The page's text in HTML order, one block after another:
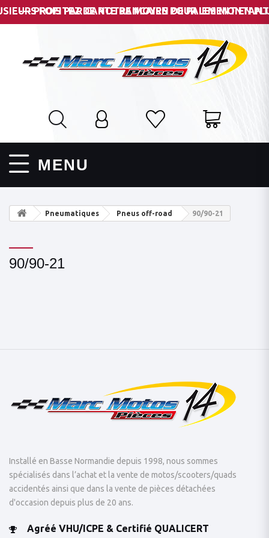
FOIS PAR CARTE BANCAIRE POUR LES
--- PROFITEZ DE NOTRE MOYEN DE PAIEMENT EN
MENU
Pneumatiques Pneus off-road 90/90-21
90/90-21
Installé en Basse Normandie depuis 1998, nous sommes
spécialisés dans l’achat et la vente de motos/scooters/quads
accidentés ainsi que dans la vente de pièces détachées
d'occasion depuis plus de 20 ans.
Agréé VHU/ICPE & Certifié QUALICERT